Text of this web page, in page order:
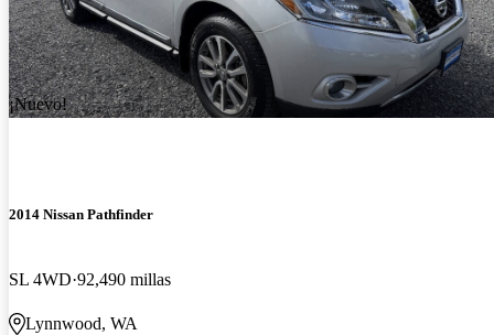
¡Nuevo!
2014 Nissan Pathfinder
SL 4WD 92,490 millas
Lynnwood, WA